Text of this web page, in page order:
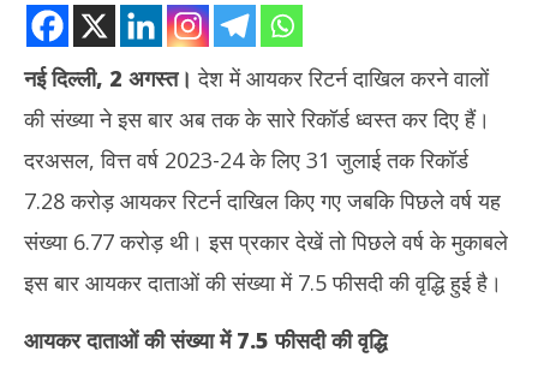
NOW VIEWING
किए गए
नई दिल्ली, 2 अगस्त। देश में आयकर रिटर्न दाखिल करने वालों
की संख्या ने इस बार अब तक के सारे रिकॉर्ड ध्वस्त कर दिए हैं।
दरअसल, वित्त वर्ष 2023-24 के लिए 31 जुलाई तक रिकॉर्ड
7.28 करोड़ आयकर रिटर्न दाखिल किए गए जबकि पिछले वर्ष यह
संख्या 6.77 करोड़ थी। इस प्रकार देखें तो पिछले वर्ष के मुकाबले
इस बार आयकर दाताओं की संख्या में 7.5 फीसदी की वृद्धि हुई है।
आयकर दाताओं की संख्या में 7.5 फीसदी की वृद्धि